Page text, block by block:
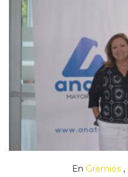
En Gremios ,